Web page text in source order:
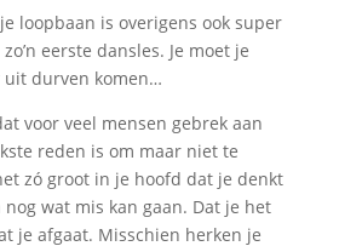
loopbaan is overigens ook super
eerste dansles. Je moet je
durven komen…
voor veel mensen gebrek aan
reden is om maar niet te
zó groot in je hoofd dat je denkt
wat mis kan gaan. Dat je het
je afgaat. Misschien herken je